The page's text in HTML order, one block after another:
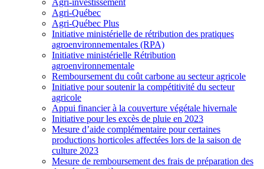
Agri-investissement
Agri-Québec
Agri-Québec Plus
Initiative ministérielle de rétribution des pratiques
agroenvironnementales (RPA)
Initiative ministérielle Rétribution
agroenvironnementale
Remboursement du coût carbone au secteur agricole
Initiative pour soutenir la compétitivité du secteur
agricole
Appui financier à la couverture végétale hivernale
Initiative pour les excès de pluie en 2023
Mesure d’aide complémentaire pour certaines
productions horticoles affectées lors de la saison de
culture 2023
Mesure de remboursement des frais de préparation des